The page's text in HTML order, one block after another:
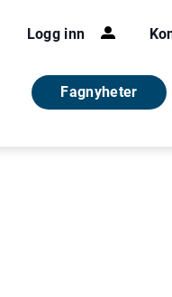
Logg inn
Fagnyheter